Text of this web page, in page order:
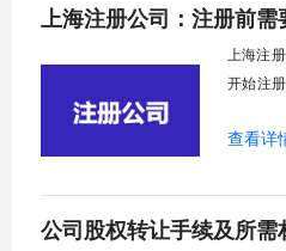
为何如
上海注册公司：注册前需
上海注
开始注
字资料
确定的
查看详
公司股权转让手续及所需